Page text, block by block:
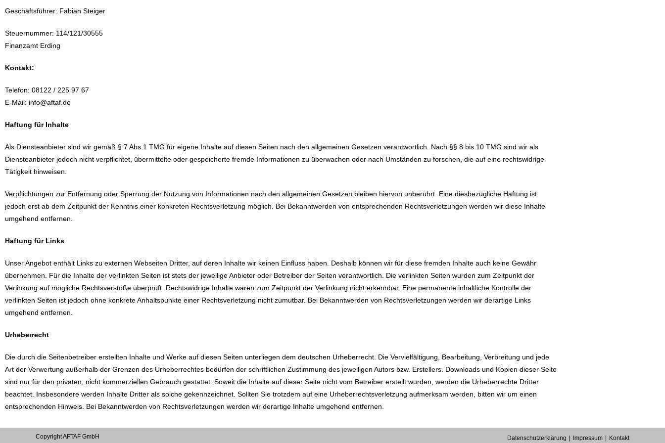
Geschäftsführer: Fabian Steiger
Steuernummer: 114/121/30555
Finanzamt Erding
Kontakt:
Telefon: 08122 / 225 97 67
E-Mail: info@aftaf.de
Haftung für Inhalte
Als Diensteanbieter sind wir gemäß § 7 Abs.1 TMG für eigene Inhalte auf diesen Seiten nach den allgemeinen Gesetzen verantwortlich. Nach §§ 8 bis 10 TMG sind wir als
Diensteanbieter jedoch nicht verpflichtet, übermittelte oder gespeicherte fremde Informationen zu überwachen oder nach Umständen zu forschen, die auf eine rechtswidrige
Tätigkeit hinweisen.
Verpflichtungen zur Entfernung oder Sperrung der Nutzung von Informationen nach den allgemeinen Gesetzen bleiben hiervon unberührt. Eine diesbezügliche Haftung ist
jedoch erst ab dem Zeitpunkt der Kenntnis einer konkreten Rechtsverletzung möglich. Bei Bekanntwerden von entsprechenden Rechtsverletzungen werden wir diese Inhalte
umgehend entfernen.
Haftung für Links
Unser Angebot enthält Links zu externen Webseiten Dritter, auf deren Inhalte wir keinen Einfluss haben. Deshalb können wir für diese fremden Inhalte auch keine Gewähr
übernehmen. Für die Inhalte der verlinkten Seiten ist stets der jeweilige Anbieter oder Betreiber der Seiten verantwortlich. Die verlinkten Seiten wurden zum Zeitpunkt der
Verlinkung auf mögliche Rechtsverstöße überprüft. Rechtswidrige Inhalte waren zum Zeitpunkt der Verlinkung nicht erkennbar. Eine permanente inhaltliche Kontrolle der
verlinkten Seiten ist jedoch ohne konkrete Anhaltspunkte einer Rechtsverletzung nicht zumutbar. Bei Bekanntwerden von Rechtsverletzungen werden wir derartige Links
umgehend entfernen.
Urheberrecht
Die durch die Seitenbetreiber erstellten Inhalte und Werke auf diesen Seiten unterliegen dem deutschen Urheberrecht. Die Vervielfältigung, Bearbeitung, Verbreitung und jede
Art der Verwertung außerhalb der Grenzen des Urheberrechtes bedürfen der schriftlichen Zustimmung des jeweiligen Autors bzw. Erstellers. Downloads und Kopien dieser Seite
sind nur für den privaten, nicht kommerziellen Gebrauch gestattet. Soweit die Inhalte auf dieser Seite nicht vom Betreiber erstellt wurden, werden die Urheberrechte Dritter
beachtet. Insbesondere werden Inhalte Dritter als solche gekennzeichnet. Sollten Sie trotzdem auf eine Urheberrechtsverletzung aufmerksam werden, bitten wir um einen
entsprechenden Hinweis. Bei Bekanntwerden von Rechtsverletzungen werden wir derartige Inhalte umgehend entfernen.
Datenschutzerklärung Impressum Kontakt
Copyright AFTAF GmbH